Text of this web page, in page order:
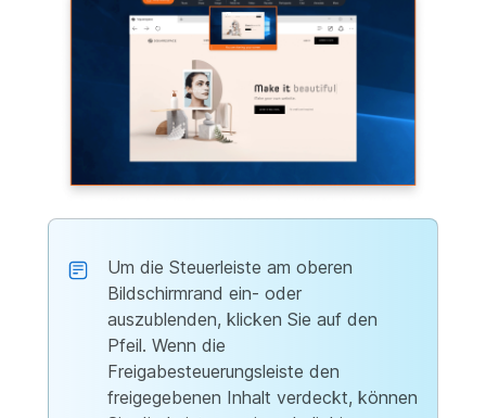
Um die Steuerleiste am oberen
Bildschirmrand ein- oder
auszublenden, klicken Sie auf den
Pfeil. Wenn die
Freigabesteuerungsleiste den
freigegebenen Inhalt verdeckt, können